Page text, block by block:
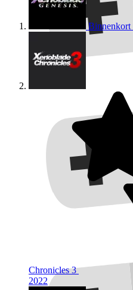
Binnenkort
Chronicles 3
2022